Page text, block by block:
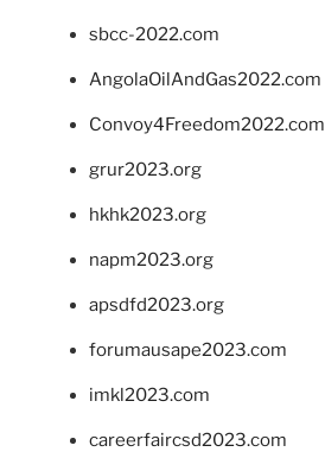
sbcc-2022.com
AngolaOilAndGas2022.com
Convoy4Freedom2022.com
grur2023.org
hkhk2023.org
napm2023.org
apsdfd2023.org
forumausape2023.com
imkl2023.com
careerfaircsd2023.com